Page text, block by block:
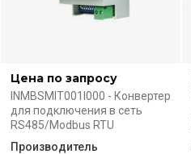
Цена по запросу
INMBSMIT001I000 - Конвертер
для подключения в сеть
RS485/Modbus RTU
Производитель